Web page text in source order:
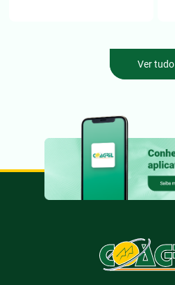
Ver tudo